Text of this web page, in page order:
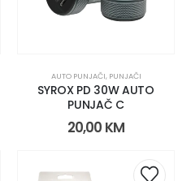
AUTO PUNJAČI, PUNJAČI
SYROX PD 30W AUTO
PUNJAČ C
20,00 KM